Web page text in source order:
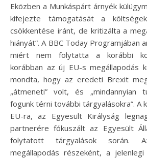
Eközben a Munkáspárt árnyék
kifejezte támogatását a
csökkentése iránt, de kritizálta a
hiányát”. A BBC Today Programjában
miért nem folytatta a korábbi
korábban az új EU-s megállapodás
mondta, hogy az eredeti Brexit
„átmeneti” volt, és „mindannyian
fogunk térni további tárgyalásokra”. A
EU-ra, az Egyesült Királyság
partnerére fókuszált az Egyesült
folytatott tárgyalások során.
megállapodás részeként, a jelenlegi